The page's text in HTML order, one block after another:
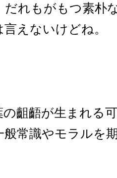
だれもがもつ素朴
えないけどね。
齟齬が生まれる
般常識やモラルを